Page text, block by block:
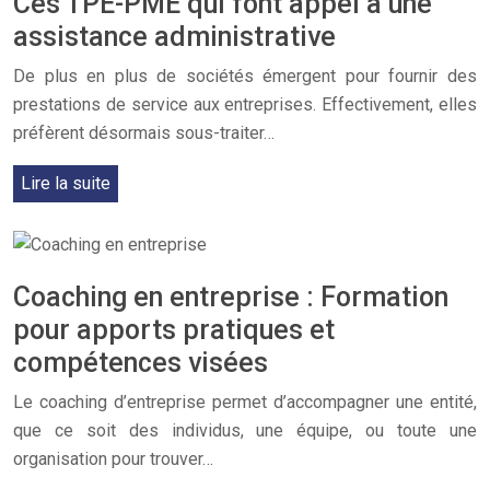
assistance administrative
De plus en plus de sociétés émergent pour fournir des
prestations de service aux entreprises. Effectivement, elles
préfèrent désormais sous-traiter…
Lire la suite
Coaching en entreprise : Formation
pour apports pratiques et
compétences visées
Le coaching d’entreprise permet d’accompagner une entité,
que ce soit des individus, une équipe, ou toute une
organisation pour trouver…